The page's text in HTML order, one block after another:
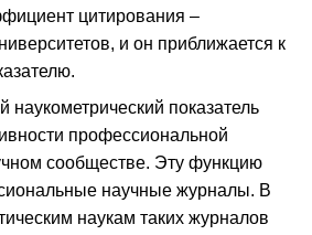
цитирования –
и он приближается к
показатель
профессиональной
сообществе. Эту функцию
научные журналы. В
наукам таких журналов